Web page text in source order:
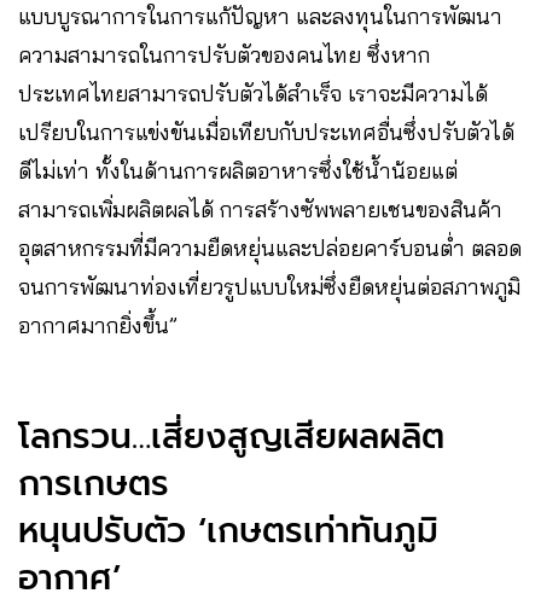
แบบบูรณาการในการแก้ปัญหา และลงทุนในการพัฒนา
ความสามารถในการปรับตัวของคนไทย ซึ่งหาก
ประเทศไทยสามารถปรับตัวได้สำเร็จ เราจะมีความได้
เปรียบในการแข่งขันเมื่อเทียบกับประเทศอื่นซึ่งปรับตัวได้
ดีไม่เท่า ทั้งในด้านการผลิตอาหารซึ่งใช้น้ำน้อยแต่
สามารถเพิ่มผลิตผลได้ การสร้างซัพพลายเชนของสินค้า
อุตสาหกรรมที่มีความยืดหยุ่นและปล่อยคาร์บอนต่ำ ตลอด
จนการพัฒนาท่องเที่ยวรูปแบบใหม่ซึ่งยืดหยุ่นต่อสภาพภูมิ
อากาศมากยิ่งขึ้น”
โลกรวน…เสี่ยงสูญเสียผลผลิต
การเกษตร
หนุนปรับตัว ‘เกษตรเท่าทันภูมิ
อากาศ’